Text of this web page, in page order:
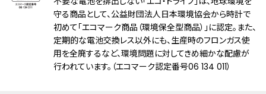
ベゼル：上面サファイアガラスリング
充電量表示機能
充電警告機能
充電禁止温度検出機能
守る商品として、公益財団法人日本環境協会から時計で
初めて「エコマーク商品（環境保全型商品）」に認定。また、
定期的な電池交換レス以外にも、生産時のフロンガス使
用を全廃するなど、環境問題に対してきめ細かな配慮が
行われています。（エコマーク認定番号06 134 011）